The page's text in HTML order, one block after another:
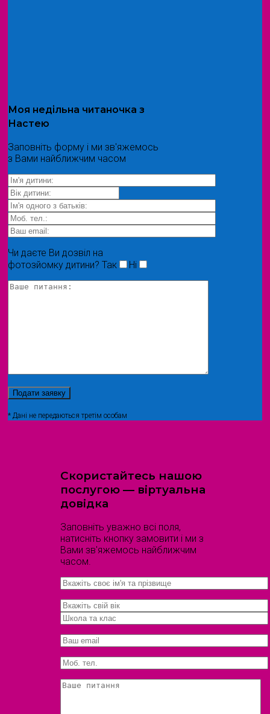
Моя недільна читаночка з
Настею
Заповніть форму і ми зв'яжемось
з Вами найближчим часом
Чи даєте Ви дозвіл на
фотозйомку дитини? Так Ні
* Дані не передаються третім особам
Скористайтесь нашою
послугою — віртуальна
довідка
Заповніть уважно всі поля,
натисніть кнопку замовити і ми з
Вами зв'яжемось найближчим
часом.